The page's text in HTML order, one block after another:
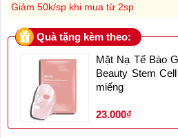
Giảm 50k/sp khi mua từ 2sp
Quà tặng kèm theo:
Mặt Nạ Tế Bào
Beauty Stem
miếng
23.000₫